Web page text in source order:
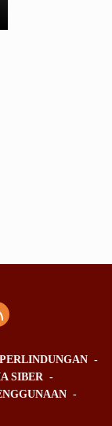
PERLINDUNGAN
SIBER